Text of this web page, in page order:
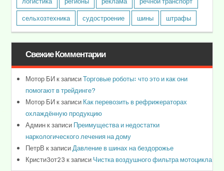
сельхозтехника
судостроение шины штрафы
Свежие Комментарии
Мотор БИк записиТорговые роботы: что это и как они
помогают в трейдинге?
Мотор БИк записиКак перевозить в рефрижераторах
охлаждённую продукцию
Админк записиПреимущества и недостатки
наркологического лечения на дому
ПетрВ к записиДавление в шинах на бездорожье
Кристи3от23 к записиЧистка воздушного фильтра мотоцикла